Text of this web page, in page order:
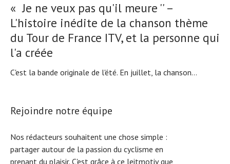
« Je ne veux pas qu'il meure '' –
L'histoire inédite de la chanson thème
du Tour de France ITV, et la personne qui
l'a créée
C'est la bande originale de l'été. En juillet, la chanson...
Rejoindre notre équipe
Nos rédacteurs souhaitent une chose simple :
partager autour de la passion du cyclisme en
prenant du plaisir. C'est grâce à ce leitmotiv que